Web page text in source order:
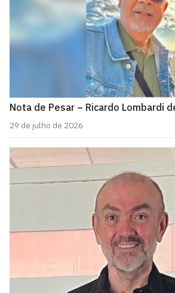
Nota de Pesar – Ricardo Lombardi
29 de julho de 2026